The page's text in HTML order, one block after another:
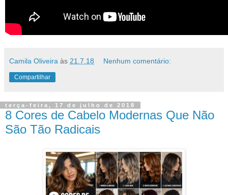
Camila Oliveira às 21.7.18 Nenhum comentário:
Compartilhar
terça-feira, 17 de julho de 2018
8 Cores de Cabelo Modernas Que Não
São Tão Radicais